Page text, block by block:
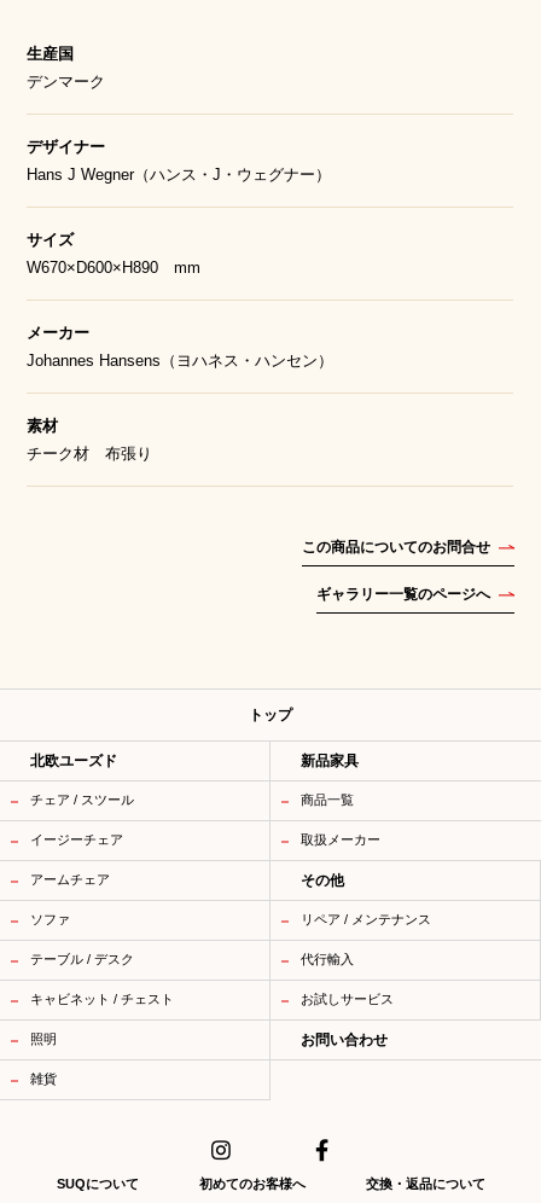
生産国
デンマーク
デザイナー
Hans J Wegner（ハンス・J・ウェグナー）
サイズ
W670×D600×H890 mm
メーカー
Johannes Hansens（ヨハネス・ハンセン）
素材
チーク材 布張り
この商品についてのお問合せ
ギャラリー一覧のページへ
トップ
北欧ユーズド
チェア / スツール
イージーチェア
アームチェア
ソファ
テーブル / デスク
キャビネット / チェスト
照明
雑貨
新品家具
商品一覧
取扱メーカー
その他
リペア / メンテナンス
代行輸入
お試しサービス
お問い合わせ
SUQについて 初めてのお客様へ 交換・返品について